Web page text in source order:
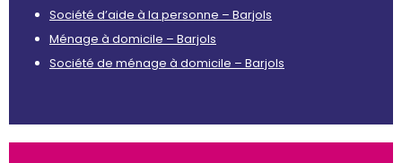
Société d’aide à la personne – Barjols
Ménage à domicile – Barjols
Société de ménage à domicile – Barjols